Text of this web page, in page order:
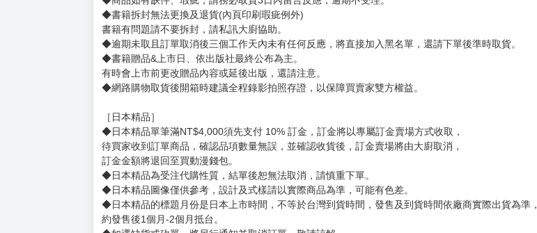
◆書籍拆封無法更換及退貨(內頁印刷瑕疵例外)
書籍有問題請不要拆封，請私訊大廚協助。
◆逾期未取且訂單取消後三個工作天內未有任何反應，將直接加入黑名單，還請下單後準時取貨。
◆書籍贈品&上市日、依出版社最終公布為主。
有時會上市前更改贈品內容或延後出版，還請注意。
◆網路購物取貨後開箱時建議全程錄影拍照存證，以保障買賣家雙方權益。
［日本精品］
◆日本精品單筆滿NT$4,000須先支付 10% 訂金，訂金將以專屬訂金賣場方式收取，
待買家收到訂單商品，確認品項數量無誤，並確認收貨後，訂金賣場將由大廚取消，
訂金金額將退回至買動漫錢包。
◆日本精品為受注代購性質，結單後恕無法取消，請慎重下單。
◆日本精品圖像僅供參考，設計及式樣請以實際商品為準，可能有色差。
◆日本精品的標題月份是日本上市時間，不等於台灣到貨時間，發售及到貨時間依廠商實際出貨為準，
約發售後1個月-2個月抵台。